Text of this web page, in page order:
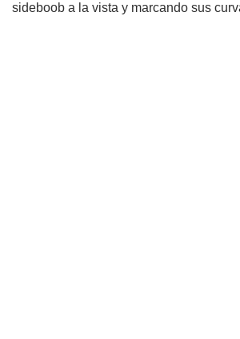
sideboob a la vista y marcando sus